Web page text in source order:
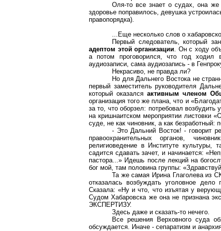
Оля-то все знает о судах, она
здоровье поправилось, девушка
правопорядка).
...Еще несколько слов о
Первый следователь, который
адептом этой организации. Он с ходу
а потом проговорился, что год ходил
аудиозаписи, сама аудиозапись - в
Некрасиво, не правда ли?
Но для Дальнего Востока не
первый заместитель руководителя
который оказался активным членом
организация того же плана, что и
за то, что оборзел: потребовал возбудить
на кришнаитском мероприятии листовки
суде, не как чиновник, а как
- Это Дальний Восток! - говорит
правоохранительных органов,
религиоведение в Институте культуры,
садится сдавать зачет, и начинается:
пастора...» Идешь после лекций на
бог мой, там половина группы:
Та же самая Ирина Глаголева из
отказалась возбуждать уголовное
Сказала: «Ну и что, что изъятая у
Судом Хабаровска же она не
ЭКСПЕРТИЗУ.
Здесь даже и сказать-то нечего.
Все решения Верховного суда
обсуждается. Иначе - сепаратизм и